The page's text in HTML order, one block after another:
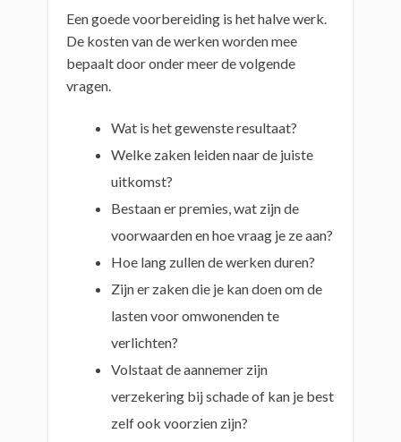
Een goede voorbereiding is het halve werk.
De kosten van de werken worden mee
bepaalt door onder meer de volgende
vragen.
Wat is het gewenste resultaat?
Welke zaken leiden naar de juiste
uitkomst?
Bestaan er premies, wat zijn de
voorwaarden en hoe vraag je ze aan?
Hoe lang zullen de werken duren?
Zijn er zaken die je kan doen om de
lasten voor omwonenden te
verlichten?
Volstaat de aannemer zijn
verzekering bij schade of kan je best
zelf ook voorzien zijn?